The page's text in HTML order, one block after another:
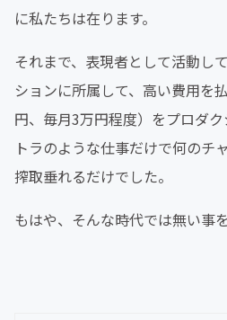
に私たちは在ります。
それまで、表現者として活動し
ションに所属して、高い費用を
円、毎月3万円程度）をプロダ
トラのような仕事だけで何のチ
搾取垂れるだけでした。
もはや、そんな時代では無い事